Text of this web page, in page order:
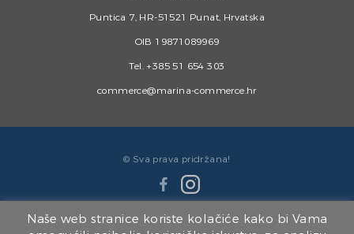
Puntica 7, HR-51521 Punat, Hrvatska
OIB 19871089969
Tel. +385 51 654 303
commerce@marina-commerce.hr
© Sva prava pridržana!
Naše web stranice koriste kolačiće kako bi Vama